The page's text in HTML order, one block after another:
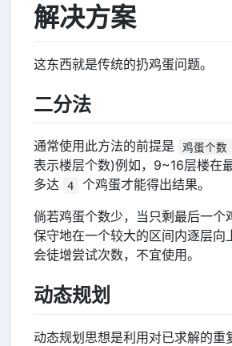
解决方案
这东西就是传统的扔鸡蛋问题。
二分法
通常使用此方法的前提是 鸡蛋个数
表示楼层个数)例如，9~16层楼在
多达
4
个鸡蛋才能得出结果。
倘若鸡蛋个数少，当只剩最后一个
保守地在一个较大的区间内逐层向
会徒增尝试次数，不宜使用。
动态规划
动态规划思想是利用对已求解的重